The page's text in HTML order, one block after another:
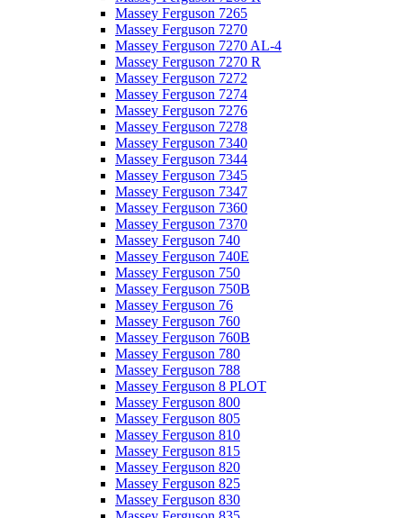
Massey Ferguson 7265
Massey Ferguson 7270
Massey Ferguson 7270 AL-4
Massey Ferguson 7270 R
Massey Ferguson 7272
Massey Ferguson 7274
Massey Ferguson 7276
Massey Ferguson 7278
Massey Ferguson 7340
Massey Ferguson 7344
Massey Ferguson 7345
Massey Ferguson 7347
Massey Ferguson 7360
Massey Ferguson 7370
Massey Ferguson 740
Massey Ferguson 740E
Massey Ferguson 750
Massey Ferguson 750B
Massey Ferguson 76
Massey Ferguson 760
Massey Ferguson 760B
Massey Ferguson 780
Massey Ferguson 788
Massey Ferguson 8 PLOT
Massey Ferguson 800
Massey Ferguson 805
Massey Ferguson 810
Massey Ferguson 815
Massey Ferguson 820
Massey Ferguson 825
Massey Ferguson 830